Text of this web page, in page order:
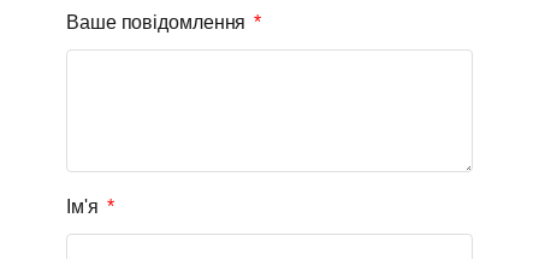
Ваше повідомлення
Ім'я